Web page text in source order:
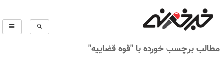
مطالب برچسب خورده با "قوه قضاییه"